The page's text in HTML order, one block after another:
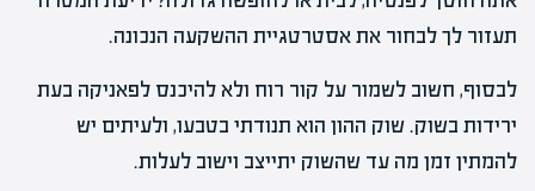
תעזור לך לבחור את אסטרטגיית ההשקעה הנכונה.
לבסוף, חשוב לשמור על קור רוח ולא להיכנס לפאניקה בעת
ירידות בשוק. שוק ההון הוא תנודתי בטבעו, ולעיתים יש
להמתין זמן מה עד שהשוק יתייצב וישוב לעלות.